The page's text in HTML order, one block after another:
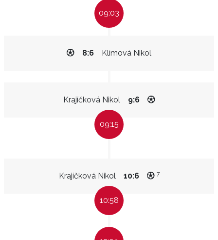
09:03
Klímová Nikol
8:6
Krajíčková Nikol 9:6
09:15
Krajíčková Nikol 10:6 7
10:58